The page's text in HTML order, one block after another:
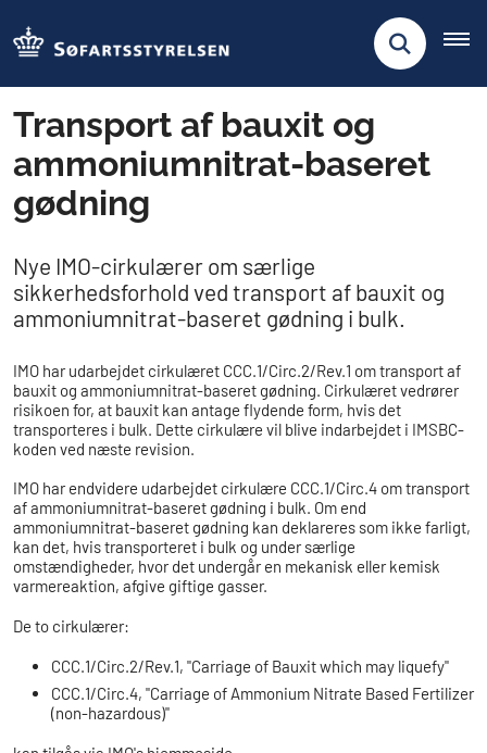
Transport af bauxit og
ammoniumnitrat-baseret
gødning
​​Nye IMO-cirkulærer om særlige
sikkerhedsforhold ved transport af bauxit og
ammoniumnitrat-baseret gødning i bulk.
​IMO har udarbejdet cirkulæret CCC.1/Circ.2/Rev.1 om transport af
bauxit og ammoniumnitrat-baseret gødning. Cirkulæret vedrører
risikoen for, at bauxit kan antage flydende form, hvis det
transporteres i bulk. Dette cirkulære vil blive indarbejdet i IMSBC-
koden ved næste revision.
IMO har endvidere udarbejdet cirkulære CCC.1/Circ.4 om transport
af ammoniumnitrat-baseret gødning i bulk. Om end
ammoniumnitrat-baseret gødning kan deklareres som ikke farligt,
kan det, hvis transporteret i bulk og under særlige
omstændigheder, hvor det undergår en mekanisk eller kemisk
varmereaktion, afgive giftige gasser.
De to cirkulærer:
CCC.1/Circ.2/Rev.1, "Carriage of Bauxit which may liquefy"
CCC.1/Circ.4, "Carriage of Ammonium Nitrate Based Fertilizer
(non-hazardous)"